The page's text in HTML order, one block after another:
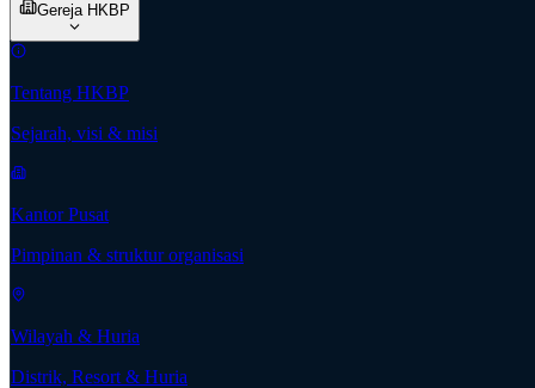
Gereja HKBP
Tentang HKBP
Sejarah, visi & misi
Kantor Pusat
Pimpinan & struktur organisasi
Wilayah & Huria
Distrik, Resort & Huria